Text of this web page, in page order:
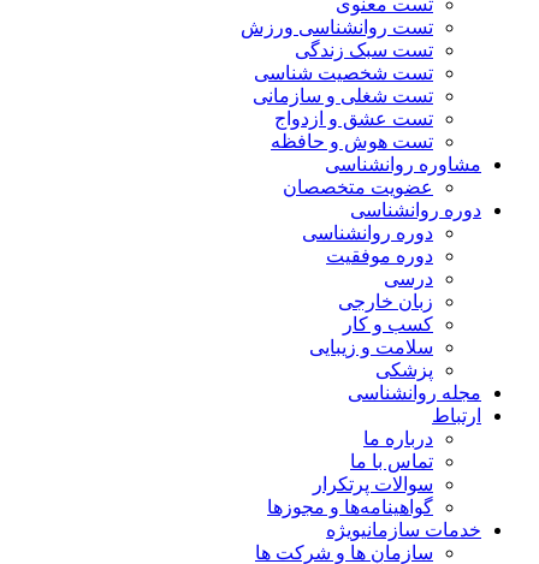
تست روانشناسی ورزش
تست سبک زندگی
تست شخصیت شناسی
تست شغلی و سازمانی
تست عشق و ازدواج
تست هوش و حافظه
مشاوره روانشناسی
عضویت متخصصان
دوره روانشناسی
دوره روانشناسی
دوره موفقیت
درسی
زبان خارجی
کسب و کار
سلامت و زیبایی
پزشکی
مجله روانشناسی
ارتباط
درباره ما
تماس با ما
سوالات پرتکرار
گواهینامه‌ها و مجوزها
خدمات سازمانیویژه
سازمان ها و شرکت ها